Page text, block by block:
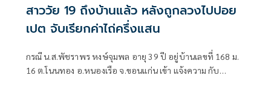
สาววัย 19 ถึงบ้านแล้ว หลังถูกลวงไปปอย
เปต จับเรียกค่าไถ่ครึ่งแสน
กรณี น.ส.พัชราพร หงษ์จุมพล อายุ 39 ปี อยู่บ้านเลขที่ 168 ม.
16 ต.โนนทอง อ.หนองเรือ จ.ขอนแก่น เข้า แจ้งความ กับ